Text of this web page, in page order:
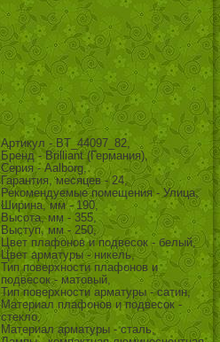
Артикул - BT_44097_82,
Бренд - Brilliant (Германия),
Серия - Aalborg,
Гарантия, месяцев - 24,
Рекомендуемые помещения - Улица,
Ширина, мм - 190,
Высота, мм - 355,
Выступ, мм - 250,
Цвет плафонов и подвесок - белый,
Цвет арматуры - никель,
Тип поверхности плафонов и
подвесок - матовый,
Тип поверхности арматуры - сатин,
Материал плафонов и подвесок -
стекло,
Материал арматуры - сталь,